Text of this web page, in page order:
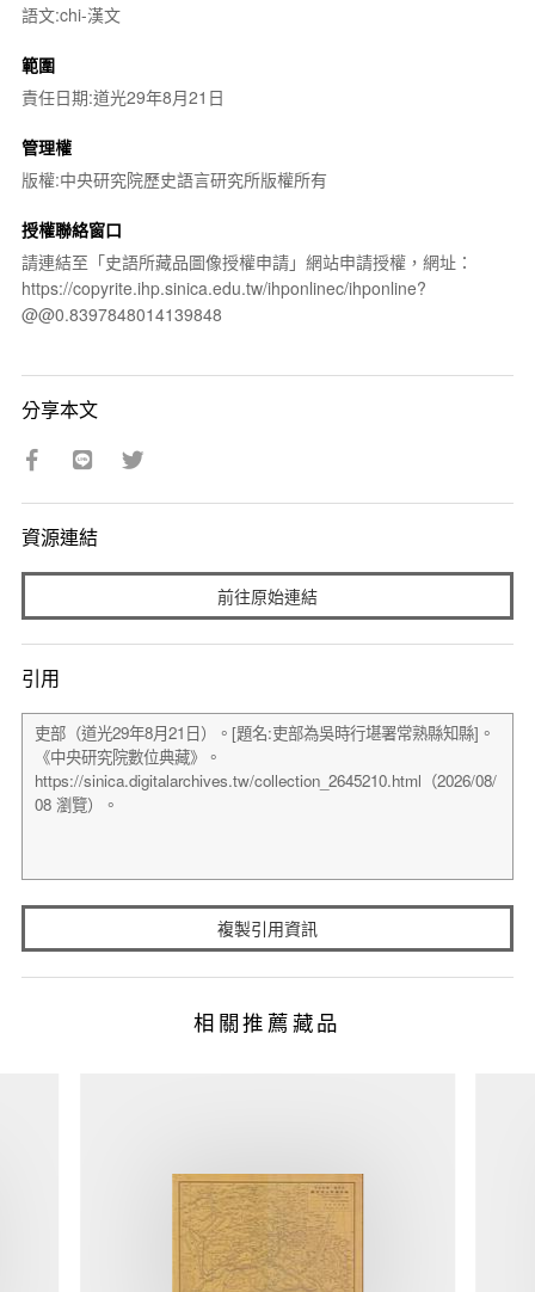
語文:chi-漢文
範圍
責任日期:道光29年8月21日
管理權
版權:中央研究院歷史語言研究所版權所有
授權聯絡窗口
請連結至「史語所藏品圖像授權申請」網站申請授權，網址：
https://copyrite.ihp.sinica.edu.tw/ihponlinec/ihponline?
@@0.8397848014139848
分享本文
資源連結
前往原始連結
引用
複製引用資訊
相關推薦藏品